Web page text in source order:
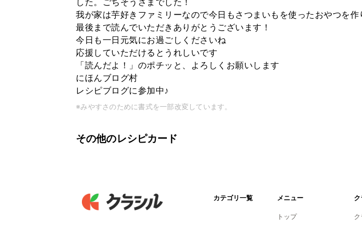
した。ごちそうさまでした！
我が家は芋好きファミリーなので今日もさつまいもを使ったおやつを作
最後まで読んでいただきありがとうございます！
今日も一日元気にお過ごしくださいね
応援していただけるとうれしいです
「読んだよ！」のポチッと、よろしくお願いします
にほんブログ村
レシピブログに参加中♪
※みやすさのために書式を一部改変しています。
その他のレシピカード
カテゴリ一覧 メニュー
トップ